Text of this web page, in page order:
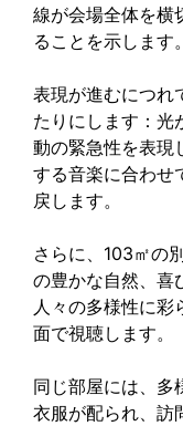
線が会場全体を横
ることを示します。
表現が進むにつれ
たりにします：光
動の緊急性を表現
する音楽に合わせ
戻します。
さらに、103㎡の
の豊かな自然、喜
人々の多様性に
面で視聴します。
同じ部屋には、多
衣服が配られ、訪